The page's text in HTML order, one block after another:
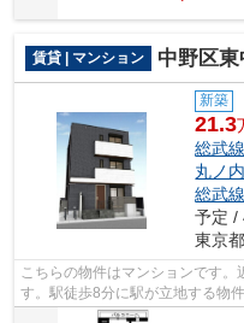
賃貸 | マンション 中野区
新築
21.3
総武線
丸ノ
総武線
予定 /
東京
こちらの物件はマンションです
す。駅徒歩8分に駅が立地する物
便利です。総武線東中野周辺の不